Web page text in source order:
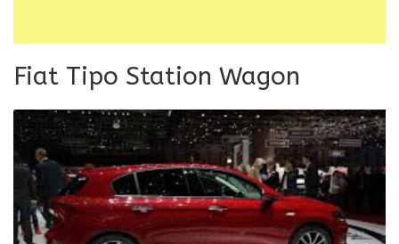
Fiat Tipo Station Wagon